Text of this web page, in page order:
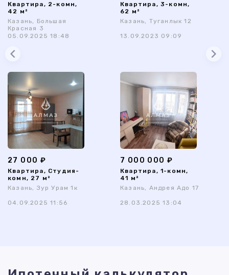
Квартира, 2-комн,
42 м²
Казань, Большая
Красная 3
05.09.2025 18:48
Квартира, 3-комн,
62 м²
Казань, Туганлык 12
13.09.2023 09:09
27 000 ₽
Квартира, Студия-
комн, 27 м²
Казань, Зур Урам 1к
04.09.2025 11:56
7 000 000 ₽
Квартира, 1-комн,
41 м²
Казань, Андрея Адо 17
28.03.2025 13:04